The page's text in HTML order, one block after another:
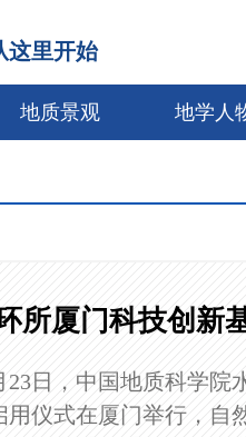
这里开始
地质景观 地学人
所厦门科技创新
23日，中国地质科学院
用仪式在厦门举行，自